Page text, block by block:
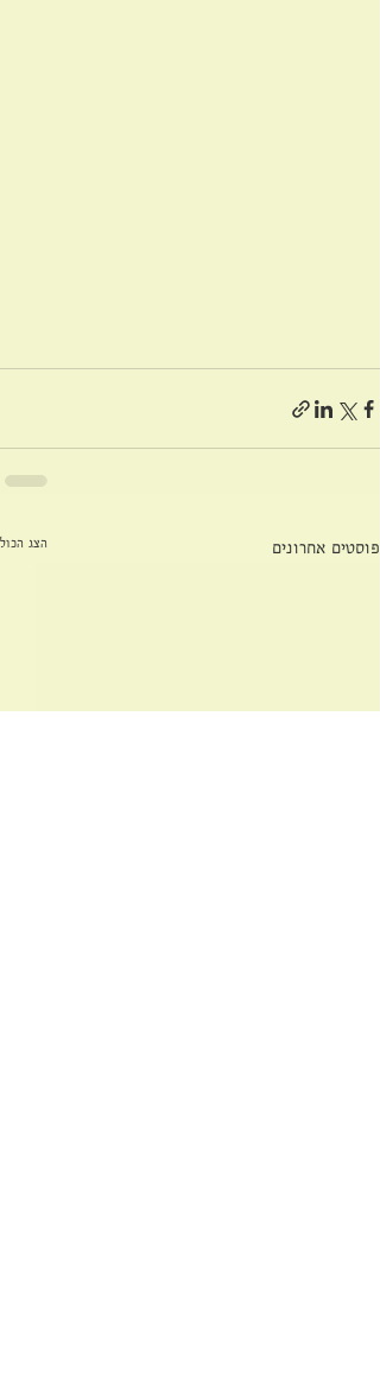
פוסטים אחרונים הצג הכול